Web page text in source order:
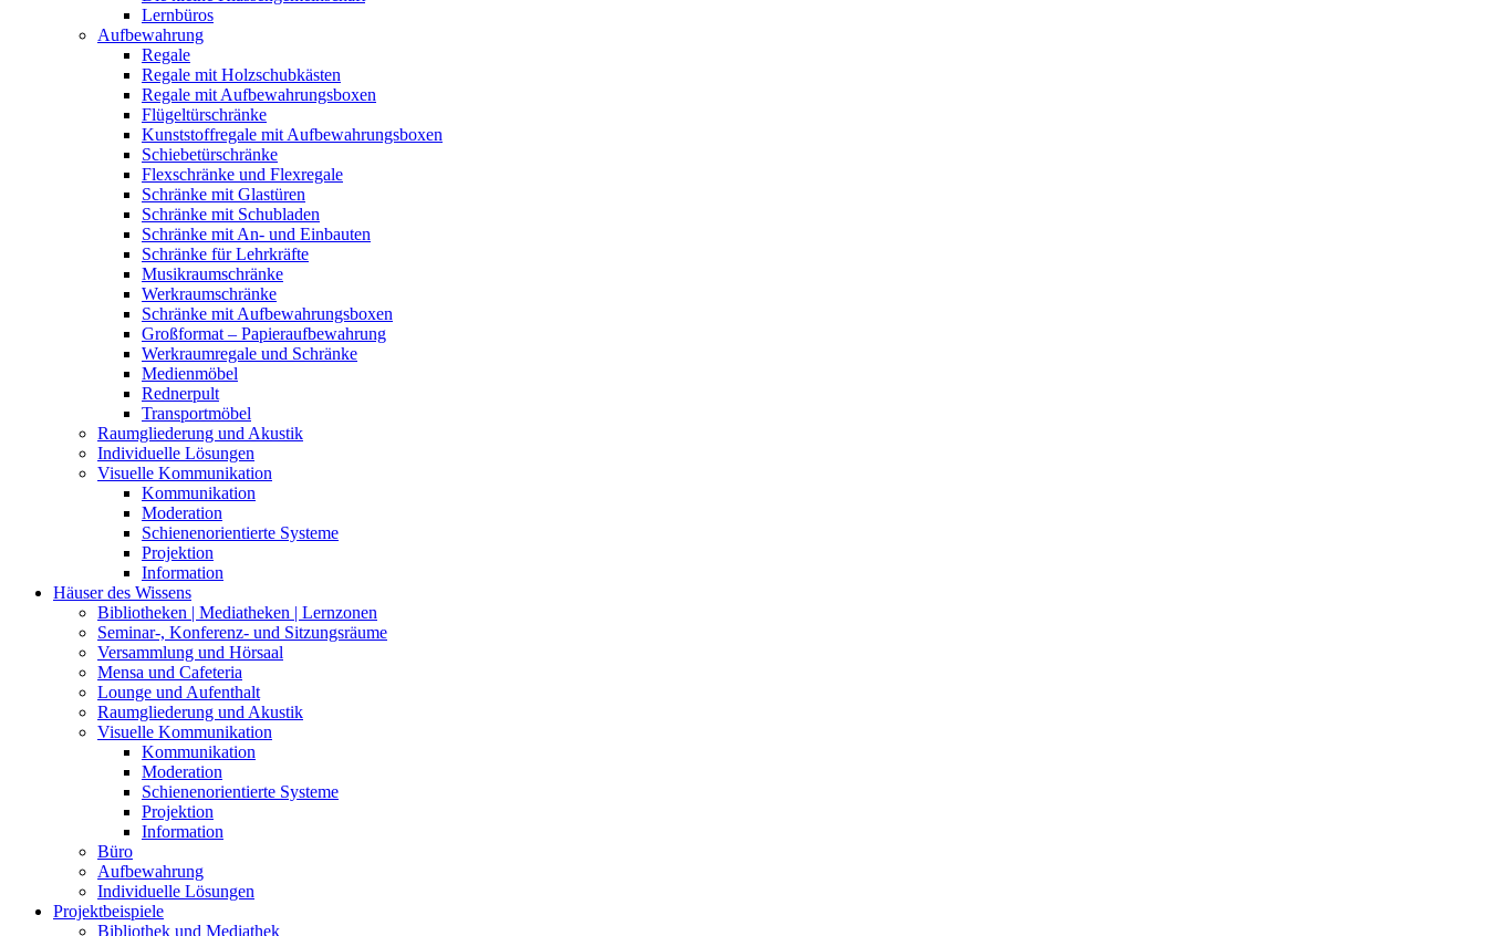
Lernbüros
Aufbewahrung
Regale
Regale mit Holzschubkästen
Regale mit Aufbewahrungsboxen
Flügeltürschränke
Kunststoffregale mit Aufbewahrungsboxen
Schiebetürschränke
Flexschränke und Flexregale
Schränke mit Glastüren
Schränke mit Schubladen
Schränke mit An- und Einbauten
Schränke für Lehrkräfte
Musikraumschränke
Werkraumschränke
Schränke mit Aufbewahrungsboxen
Großformat – Papieraufbewahrung
Werkraumregale und Schränke
Medienmöbel
Rednerpult
Transportmöbel
Raumgliederung und Akustik
Individuelle Lösungen
Visuelle Kommunikation
Kommunikation
Moderation
Schienenorientierte Systeme
Projektion
Information
Häuser des Wissens
Bibliotheken | Mediatheken | Lernzonen
Seminar-, Konferenz- und Sitzungsräume
Versammlung und Hörsaal
Mensa und Cafeteria
Lounge und Aufenthalt
Raumgliederung und Akustik
Visuelle Kommunikation
Kommunikation
Moderation
Schienenorientierte Systeme
Projektion
Information
Büro
Aufbewahrung
Individuelle Lösungen
Projektbeispiele
Bibliothek und Mediathek